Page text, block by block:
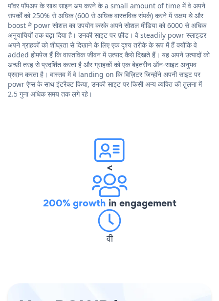
पॉवर पॉपअप के साथ साइन अप करने के a small amount of time में वे अपने
संपर्कों को 250% से अधिक (600 से अधिक वास्तविक संपर्क) करने में सक्षम थे और
boost ने powr सोशल का उपयोग करके अपने सोशल मीडिया को 6000 से अधिक
अनुयायियों तक बढ़ा दिया है। उनकी साइट पर फ़ीड। वे steadily powr स्लाइडर
अपने ग्राहकों को शीघ्रता से दिखाने के लिए एक दृश्य तरीके के रूप में हैं क्योंकि वे
added होमपेज हैं कि वास्तविक जीवन में उत्पाद कैसे दिखते हैं। यह अपने उत्पादों को
अच्छी तरह से प्रदर्शित करता है और ग्राहकों को एक बेहतरीन ऑन-साइट अनुभव
प्रदान करता है। वास्तव में वे landing on कि विज़िटर जिन्होंने अपनी साइट पर
powr ऐप्स के साथ इंटरैक्ट किया, उनकी साइट पर किसी अन्य व्यक्ति की तुलना में
2.5 गुना अधिक समय तक लगे रहे।
<
200% growth in engagement
वी